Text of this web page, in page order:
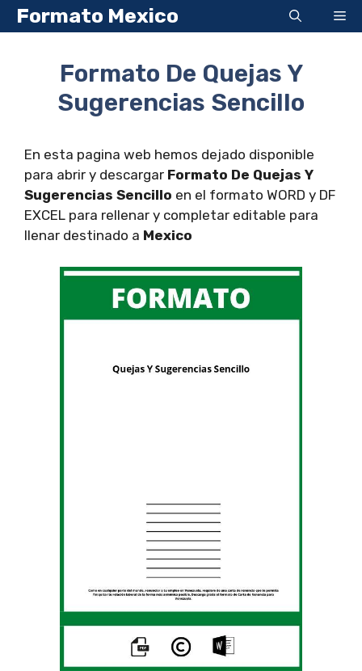
Saltar
al
Formato Mexico
Formato De Quejas Y
Sugerencias Sencillo
En esta pagina web hemos dejado disponible
para abrir y descargar Formato De Quejas Y
Sugerencias Sencillo en el formato WORD y DF
EXCEL para rellenar y completar editable para
llenar destinado a Mexico